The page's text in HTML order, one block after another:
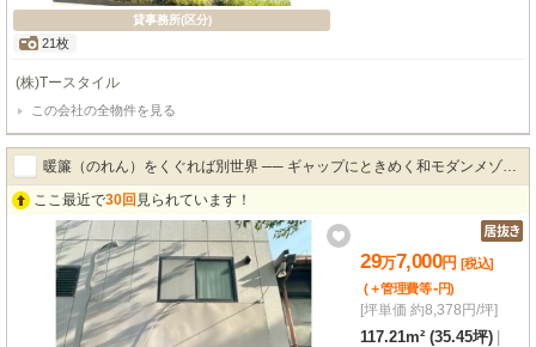
貸事務所(区分)
21枚
(株)Tースタイル
この会社の全物件を見る
暖簾（のれん）をくぐれば別世界 ── ギャップにときめく和モダンメゾネ
ット ⛩️✨
ここ最近で30回 見られています！
29万7,000円 [税込]
(＋管理費等-円)
[坪単価 約8,378円/坪]
117.21m² (35.45坪)